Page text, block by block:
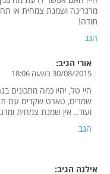
מרגרינה ושמנת צמחית או
תודה!
הגב
אורי הגיב:
30/08/2015 בשעה 18:06
היי טל, יהיו כמה מתכונים
שמרים, טארט שקדים עם
ועוד.. אין שמנת צמחית
הגב
אילנה הגיב: